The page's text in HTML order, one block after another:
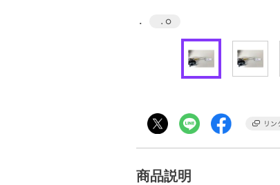
． ． ○
商品説明